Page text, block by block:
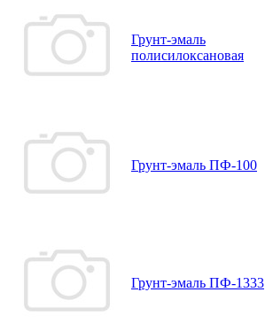
Грунт-эмаль
полисилоксановая
Грунт-эмаль ПФ-100
Грунт-эмаль ПФ-1333